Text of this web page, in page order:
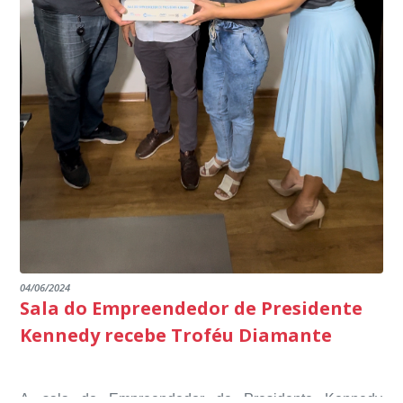
segurança da nossa cidade”, destaca o prefeito Dorlei
Fontão.
04/06/2024
Sala do Empreendedor de Presidente
Kennedy recebe Troféu Diamante
A sala do Empreendedor de Presidente Kennedy